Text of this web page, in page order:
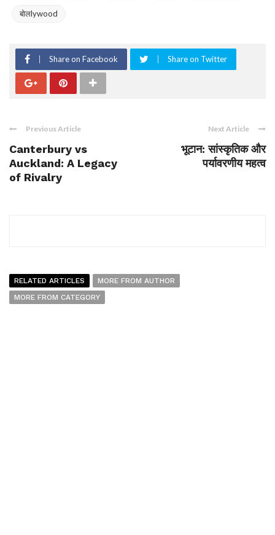
बोलlywood
Share on Facebook Share on Twitter
Previous Article
Canterbury vs
Auckland: A Legacy
of Rivalry
Next Article
भूटान: सांस्कृतिक और
पर्यावरणीय महत्व
RELATED ARTICLES
MORE FROM AUTHOR
MORE FROM CATEGORY